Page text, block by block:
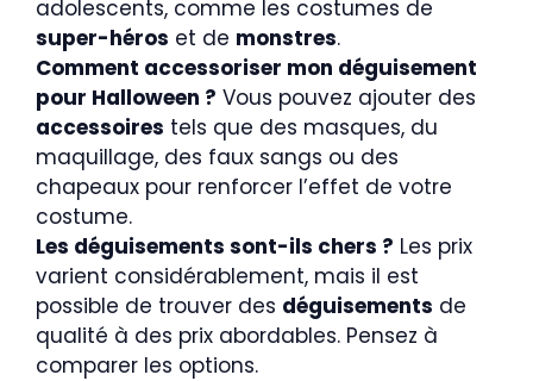
adolescents, comme les costumes de
super-héros et de monstres.
Comment accessoriser mon déguisement
pour Halloween ? Vous pouvez ajouter des
accessoires tels que des masques, du
maquillage, des faux sangs ou des
chapeaux pour renforcer l’effet de votre
costume.
Les déguisements sont-ils chers ? Les prix
varient considérablement, mais il est
possible de trouver des déguisements de
qualité à des prix abordables. Pensez à
comparer les options.